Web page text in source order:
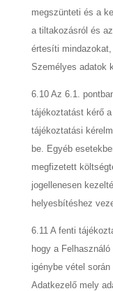
megszünteti és a
a tiltakozásról és
értesíti
Személyes adatok
6.10 Az 6.1.
tájékoztatást kérő
tájékoztatási
be. Egyéb
megfizetett
jogellenesen
helyesbítéshez
6.11 A fenti
hogy a
igénybe vétel
Adatkezelő mely